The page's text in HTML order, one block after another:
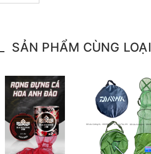
SẢN PHẨM CÙNG LOẠI